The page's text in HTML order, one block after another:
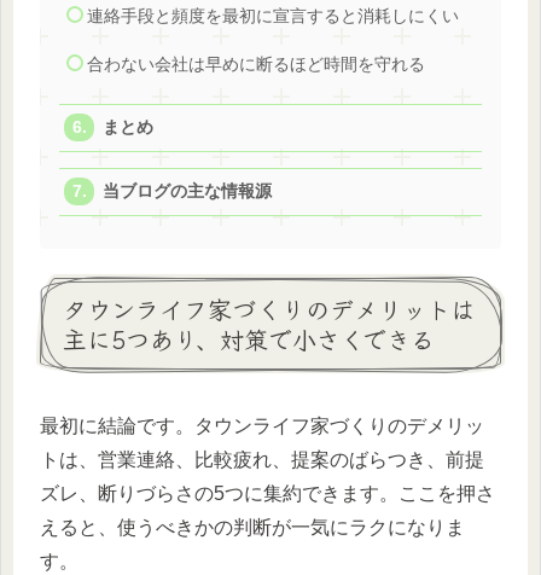
連絡手段と頻度を最初に宣言すると消耗しにくい
合わない会社は早めに断るほど時間を守れる
まとめ
当ブログの主な情報源
タウンライフ家づくりのデメリットは
主に5つあり、対策で小さくできる
最初に結論です。タウンライフ家づくりのデメリッ
トは、営業連絡、比較疲れ、提案のばらつき、前提
ズレ、断りづらさの5つに集約できます。ここを押さ
えると、使うべきかの判断が一気にラクになりま
す。